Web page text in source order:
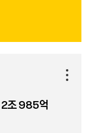
조 985억